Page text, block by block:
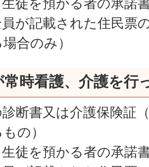
が記載された住民票
合のみ）
常時看護、介護を行
断書又は介護保険証
の）
生徒を預かる者の承諾